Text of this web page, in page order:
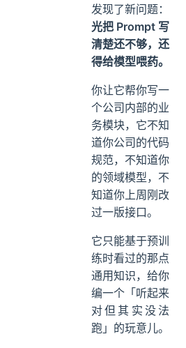
发现了新问题：
光把 Prompt 写
清楚还不够，还
得给模型喂药。
你让它帮你写一
个公司内部的业
务模块，它不知
道你公司的代码
规范，不知道你
的领域模型，不
知道你上周刚改
过一版接口。
它只能基于预训
练时看过的那点
通用知识，给你
编一个「听起来
对但其实没法
跑」的玩意儿。